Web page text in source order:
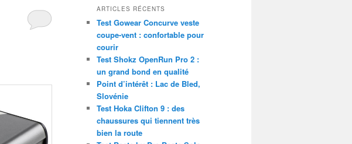
h
r
c
h
e
ARTICLES RÉCENTS
Test Gowear Concurve veste
coupe-vent : confortable pour
courir
Test Shokz OpenRun Pro 2 :
un grand bond en qualité
Point d’intérêt : Lac de Bled,
Slovénie
Test Hoka Clifton 9 : des
chaussures qui tiennent très
bien la route